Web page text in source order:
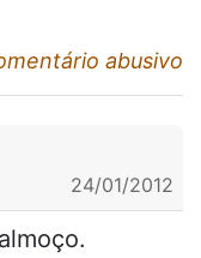
abusivo
24/01/2012